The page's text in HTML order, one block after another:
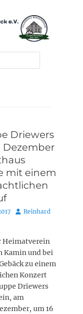
e.V.
Driewers
Dezember
mit einem
AutorReinhard
Heimatverein
Kamin und bei
zu einem
Konzert
Driewers
am
um 16